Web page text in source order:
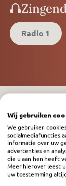
Radio 1
Zingend
zaterdag 19
Wij gebruiken
We gebruiken
socialmediafuncties
informatie over uw
advertenties en
die u aan hen heeft
Meer hierover leest
uw toestemming